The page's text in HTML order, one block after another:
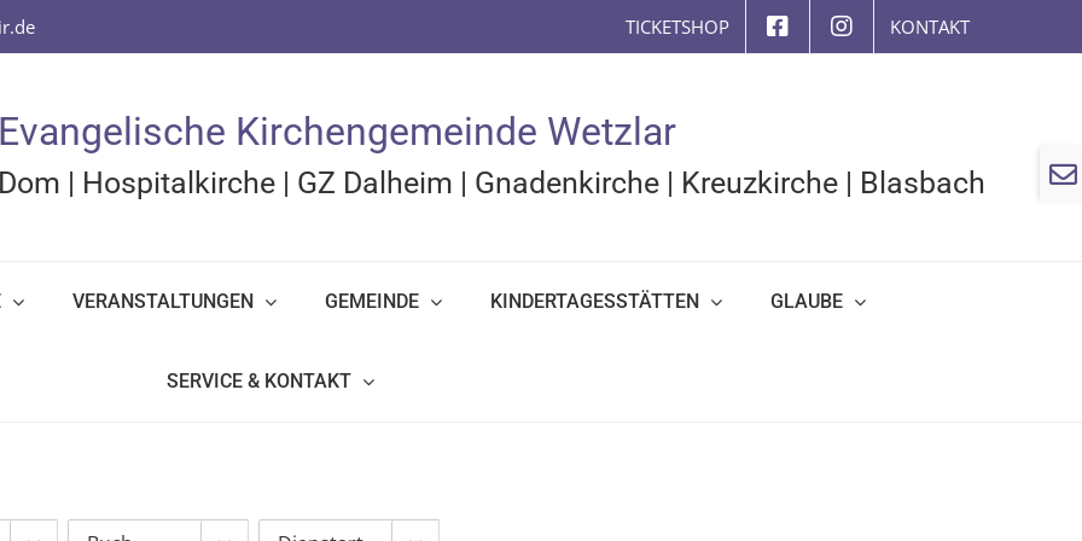
TICKETSHOP KONTAKT
Evangelische Kirchengemeinde Wetzlar
Dom | Hospitalkirche | GZ Dalheim | Gnadenkirche | Kreuzkirche | Blasbach
VERANSTALTUNGEN GEMEINDE KINDERTAGESSTÄTTEN GLAUBE
SERVICE & KONTAKT